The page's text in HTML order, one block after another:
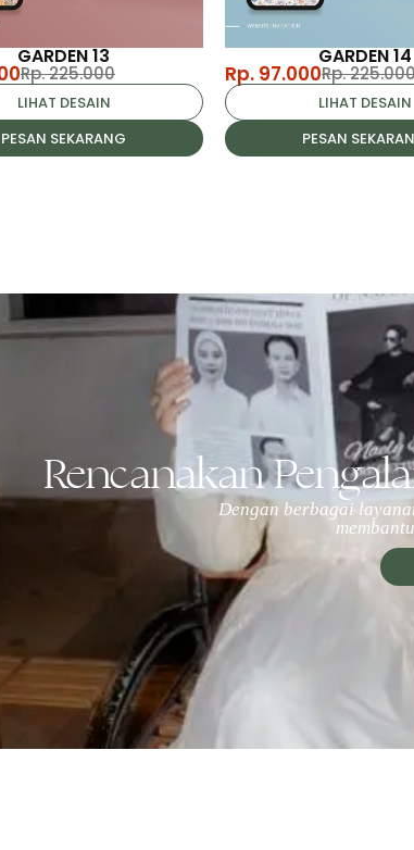
GARDEN 13
Rp. 225.000
LIHAT DESAIN
PESAN SEKARANG
GARDEN 14
Rp. 97.000Rp.
LIHAT DESAIN
PESAN
Rencanakan
Dengan berbagai